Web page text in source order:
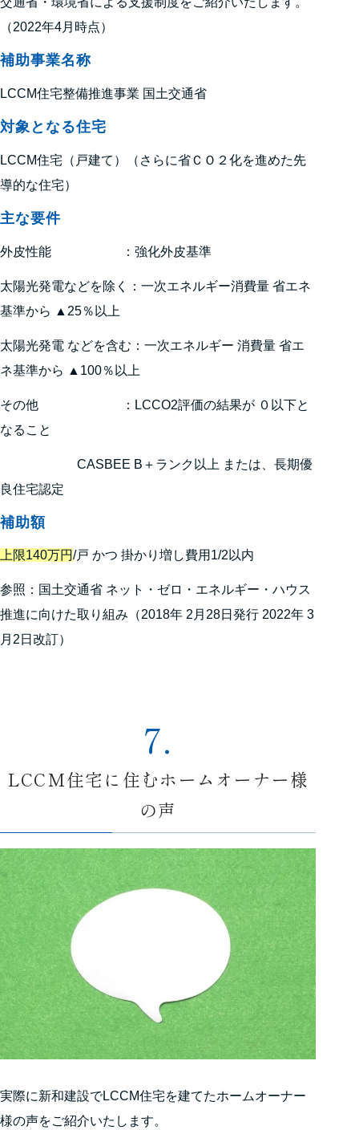
（2022年4月時点）
補助事業名称
LCCM住宅整備推進事業 国土交通省
対象となる住宅
LCCM住宅（戸建て）（さらに省ＣＯ２化を進めた先
導的な住宅）
主な要件
外皮性能 ：強化外皮基準
太陽光発電などを除く：一次エネルギー消費量 省エネ
基準から ▲25％以上
太陽光発電 などを含む：一次エネルギー 消費量 省エ
ネ基準から ▲100％以上
その他 ：LCCO2評価の結果が ０以下と
なること
CASBEE B＋ランク以上 または、長期優
良住宅認定
補助額
上限140万円/戸 かつ 掛かり増し費用1/2以内
参照：国土交通省 ネット・ゼロ・エネルギー・ハウス
推進に向けた取り組み（2018年 2月28日発行 2022年 3
月2日改訂）
7.
LCCM住宅に住むホームオーナー様
の声
実際に新和建設でLCCM住宅を建てたホームオーナー
様の声をご紹介いたします。